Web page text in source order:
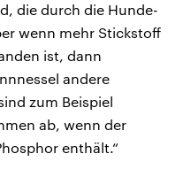
die durch die Hunde-
wenn mehr Stickstoff
ist, dann
andere
zum Beispiel
ab, wenn der
enthält.“